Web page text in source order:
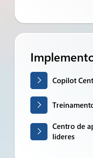
Copilot
Centro de
líderes